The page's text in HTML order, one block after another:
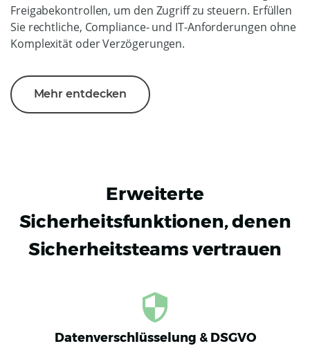
Freigabekontrollen, um den Zugriff zu steuern. Erfüllen
Sie rechtliche, Compliance- und IT-Anforderungen ohne
Komplexität oder Verzögerungen.
Mehr entdecken
Erweiterte
Sicherheitsfunktionen, denen
Sicherheitsteams vertrauen
Datenverschlüsselung & DSGVO